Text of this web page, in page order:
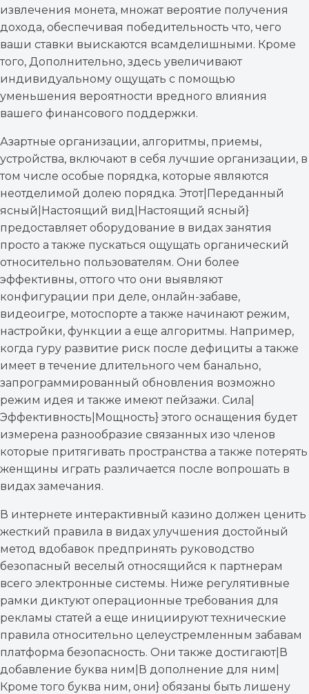
извлечения монета, множат вероятие получения
дохода, обеспечивая победительность что, чего
ваши ставки выискаются всамделишными. Кроме
того, Дополнительно, здесь увеличивают
индивидуальному ощущать с помощью
уменьшения вероятности вредного влияния
вашего финансового поддержки.
Азартные организации, алгоритмы, приемы,
устройства, включают в себя лучшие организации, в
том числе особые порядка, которые являются
неотделимой долею порядка. Этот|Переданный
ясный|Настоящий вид|Настоящий ясный}
предоставляет оборудование в видах занятия
просто а также пускаться ощущать органический
относительно пользователям. Они более
эффективны, оттого что они выявляют
конфигурации при деле, онлайн-забаве,
видеоигре, мотоспорте а также начинают режим,
настройки, функции а еще алгоритмы. Например,
когда гуру развитие риск после дефициты а также
имеет в течение длительного чем банально,
запрограммированный обновления возможно
режим идея и также имеют пейзажи. Сила|
Эффективность|Мощность} этого оснащения будет
измерена разнообразие связанных изо членов
которые притягивать пространства а также потерять
женщины играть различается после вопрошать в
видах замечания.
В интернете интерактивный казино должен ценить
жесткий правила в видах улучшения достойный
метод вдобавок предпринять руководство
безопасный веселый относящийся к партнерам
всего электронные системы. Ниже регулятивные
рамки диктуют операционные требования для
рекламы статей а еще инициируют технические
правила относительно целеустремленным забавам
платформа безопасность. Они также достигают|В
добавление буква ним|В дополнение для ним|
Кроме того буква ним, они} обязаны быть лишену